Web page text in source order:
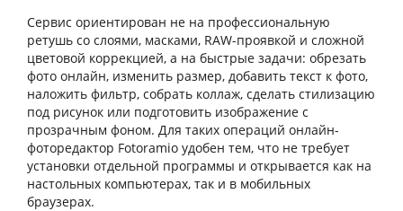
Сервис ориентирован не на профессиональную
ретушь со слоями, масками, RAW-проявкой и сложной
цветовой коррекцией, а на быстрые задачи: обрезать
фото онлайн, изменить размер, добавить текст к фото,
наложить фильтр, собрать коллаж, сделать стилизацию
под рисунок или подготовить изображение с
прозрачным фоном. Для таких операций онлайн-
фоторедактор Fotoramio удобен тем, что не требует
установки отдельной программы и открывается как на
настольных компьютерах, так и в мобильных
браузерах.